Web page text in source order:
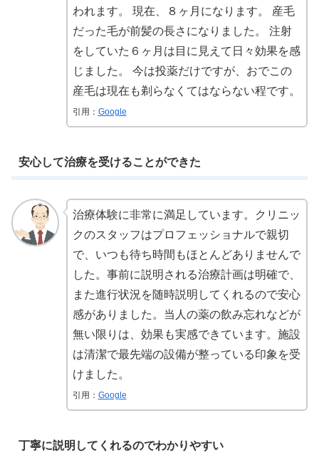
われます。 現在、８ヶ月になります。 産毛
だった毛が前髪の長さになりました。 注射
をしていた６ヶ月は目に見えて日々効果を感
じました。 今は投薬だけですが、おでこの
産毛は現在も剃らなくてはならない程です。
引用： Google
安心して治療を受けることができた
治療体験に非常に満足しています。クリニッ
クのスタッフはプロフェッショナルで親切
で、いつも待ち時間もほとんどありませんで
した。事前に説明される治療計画は明確で、
また進行状況を随時説明してくれるので安心
感がありました。当人の薬の飲み忘れなどが
無い限りは、効果も実感できています。施設
は清潔で最先端の設備が整っている印象を受
けました。
引用： Google
丁寧に説明してくれるのでわかりやすい